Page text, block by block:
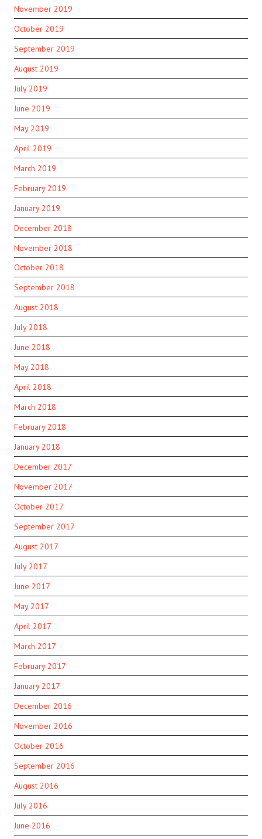
November 2019
October 2019
September 2019
August 2019
July 2019
June 2019
May 2019
April 2019
March 2019
February 2019
January 2019
December 2018
November 2018
October 2018
September 2018
August 2018
July 2018
June 2018
May 2018
April 2018
March 2018
February 2018
January 2018
December 2017
November 2017
October 2017
September 2017
August 2017
July 2017
June 2017
May 2017
April 2017
March 2017
February 2017
January 2017
December 2016
November 2016
October 2016
September 2016
August 2016
July 2016
June 2016